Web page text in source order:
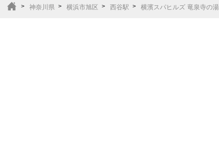
神奈川県 横浜市旭区 西谷駅 横濱スパヒルズ 竜泉寺の湯